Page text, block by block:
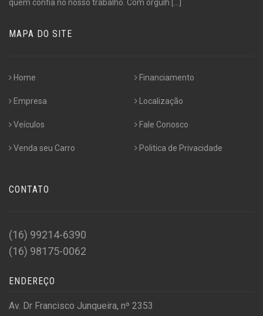
quem confia no nosso trabalho. Com orgulh [...]
MAPA DO SITE
Home
Empresa
Veículos
Venda seu Carro
Financiamento
Localização
Fale Conosco
Politica de Privacidade
CONTATO
(16) 99214-6390
(16) 98175-0062
ENDEREÇO
Av. Dr Francisco Junqueira, nº 2353